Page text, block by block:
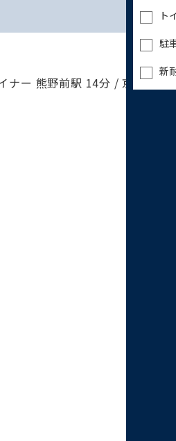
ト
駐
新
ー 熊野前駅 14分 / 京成本線